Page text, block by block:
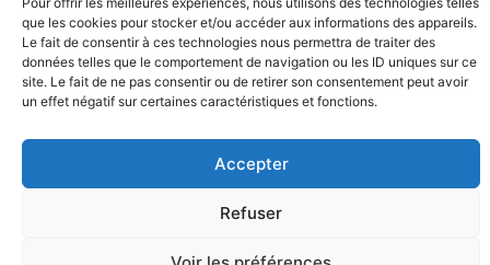
que les cookies pour stocker et/ou accéder aux informations des appareils.
Le fait de consentir à ces technologies nous permettra de traiter des
données telles que le comportement de navigation ou les ID uniques sur ce
site. Le fait de ne pas consentir ou de retirer son consentement peut avoir
un effet négatif sur certaines caractéristiques et fonctions.
Accepter
Refuser